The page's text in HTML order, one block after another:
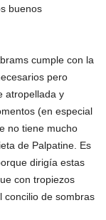
buenos
cumple con la
pero
atropellada y
(en especial
no tiene mucho
de Palpatine. Es
dirigía estas
con tropiezos
concilio de sombras